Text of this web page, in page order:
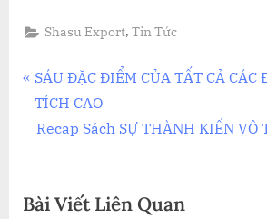
Shasu Export,Tin Tức
Điều
hướng
viết
P
r
e
o
SÁU ĐẶC ĐIỂM CỦA TẤT CẢ CÁC
TÍCH CAO
N
t
Recap Sách SỰ THÀNH KIẾN VÔ
Bài Viết Liên Quan